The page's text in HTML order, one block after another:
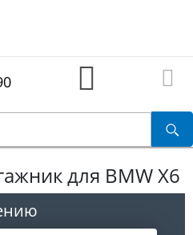
для BMW X6